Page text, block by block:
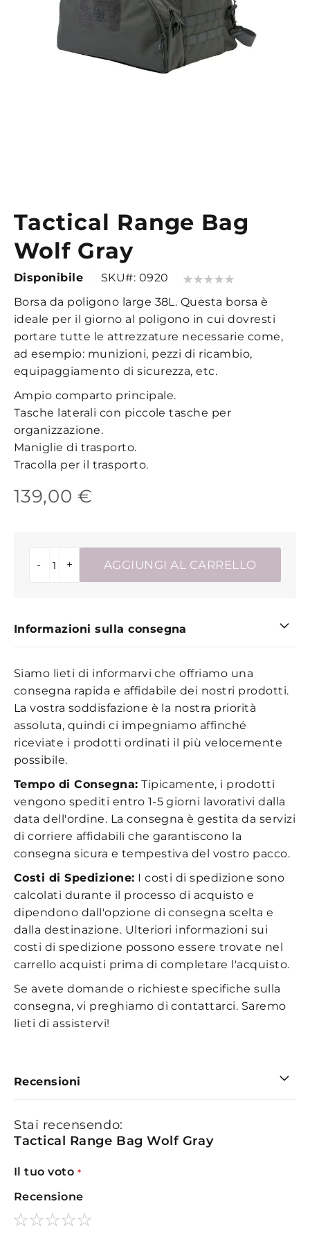
Vai
all'inizio
della
di
immagini
Tactical Range Bag
Wolf Gray
Disponibile SKU 0920
Valutazione:
Borsa da poligono large 38L. Questa borsa è
ideale per il giorno al poligono in cui dovresti
portare tutte le attrezzature necessarie come,
ad esempio: munizioni, pezzi di ricambio,
equipaggiamento di sicurezza, etc.
Ampio comparto principale.
Tasche laterali con piccole tasche per
organizzazione.
Maniglie di trasporto.
Tracolla per il trasporto.
139,00 €
+
- AGGIUNGI AL CARRELLO
Informazioni sulla consegna
Siamo lieti di informarvi che offriamo una
consegna rapida e affidabile dei nostri prodotti.
La vostra soddisfazione è la nostra priorità
assoluta, quindi ci impegniamo affinché
riceviate i prodotti ordinati il più velocemente
possibile.
Tempo di Consegna: Tipicamente, i prodotti
vengono spediti entro 1-5 giorni lavorativi dalla
data dell'ordine. La consegna è gestita da servizi
di corriere affidabili che garantiscono la
consegna sicura e tempestiva del vostro pacco.
Costi di Spedizione: I costi di spedizione sono
calcolati durante il processo di acquisto e
dipendono dall'opzione di consegna scelta e
dalla destinazione. Ulteriori informazioni sui
costi di spedizione possono essere trovate nel
carrello acquisti prima di completare l'acquisto.
Se avete domande o richieste specifiche sulla
consegna, vi preghiamo di contattarci. Saremo
lieti di assistervi!
Recensioni
Stai recensendo:
Tactical Range Bag Wolf Gray
Il tuo voto
Recensione